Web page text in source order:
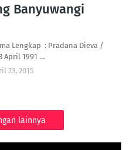
Banyuwangi
Lengkap : Pradana Dieva /
April 1991 …
23, 2015
lainnya